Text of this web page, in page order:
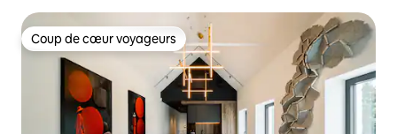
Coup de cœur voyageurs
Coup de cœur voyageurs